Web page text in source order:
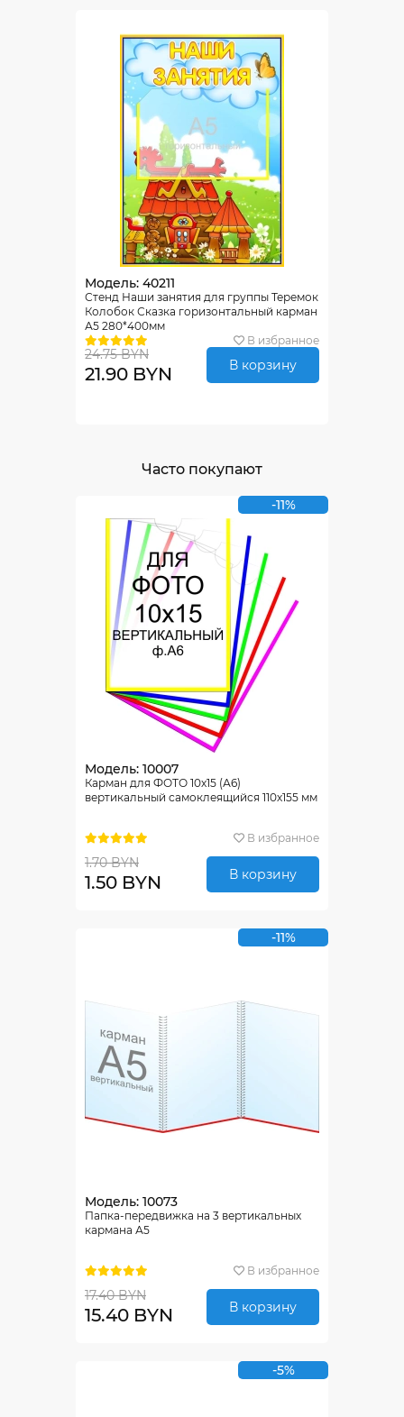
Модель: 40211
Стенд Наши занятия для группы Теремок
Колобок Сказка горизонтальный карман
А5 280*400мм
В избранное
24.75 BYN
21.90 BYN В корзину
Часто покупают
-11%
Модель: 10007
Карман для ФОТО 10х15 (А6)
вертикальный самоклеящийся 110х155 мм
В избранное
1.70 BYN
1.50 BYN В корзину
-11%
Модель: 10073
Папка-передвижка на 3 вертикальных
кармана А5
В избранное
17.40 BYN
15.40 BYN В корзину
-5%